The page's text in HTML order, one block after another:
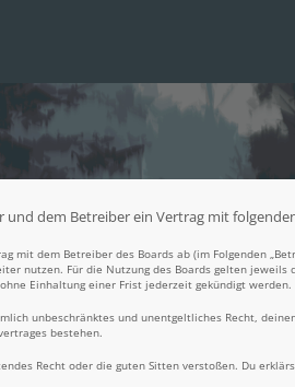
dem Betreiber ein Vertrag mit
mit dem Betreiber des Boards ab (im Folgenden
nutzen. Für die Nutzung des Boards gelten
Einhaltung einer Frist jederzeit gekündigt werden.
unbeschränktes und unentgeltliches Recht,
bestehen.
Recht oder die guten Sitten verstoßen. Du